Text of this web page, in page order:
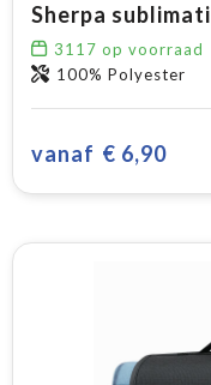
3117 op voorraad
100% Polyester
vanaf € 6,90